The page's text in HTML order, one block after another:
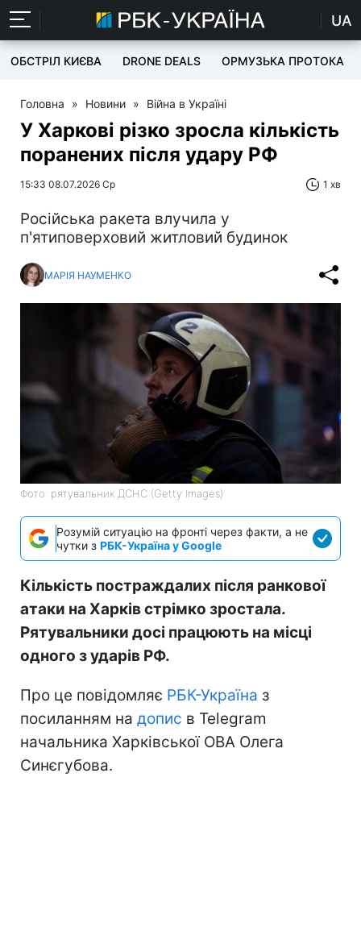
UA
ОБСТРІЛ КИЄВА DRONE DEALS ОРМУЗЬКА ПРОТОКА
Головна » Новини » Війна в Україні
У Харкові різко зросла кількість
поранених після удару РФ
15:33 08.07.2026 Ср 1 хв
Російська ракета влучила у
п'ятиповерховий житловий будинок
МАРІЯ НАУМЕНКО
Фото: рятувальник ДСНС (Getty Images)
Розумій ситуацію на фронті через факти, а не
чутки з РБК-Україна у Google
Кількість постраждалих після ранкової
атаки на Харків стрімко зростала.
Рятувальники досі працюють на місці
одного з ударів РФ.
Про це повідомляє РБК-Україна з
посиланням на допис в Telegram
начальника Харківської ОВА Олега
Синєгубова.